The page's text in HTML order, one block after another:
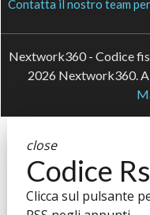
Contatta il nostro team
Nextwork360 - Codice
2026 Nextwork360.
close
Codice
Clicca sul pulsante